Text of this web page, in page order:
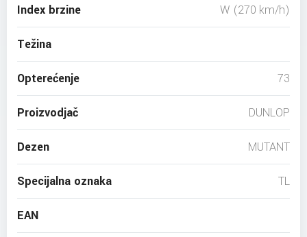
Index brzine W (270 km/h)
Težina
Opterećenje 73
Proizvodjač DUNLOP
Dezen MUTANT
Specijalna oznaka TL
EAN